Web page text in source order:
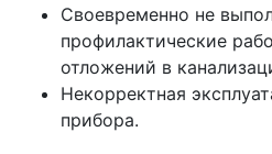
Своевременно не
профилактические
отложений в
Некорректная
прибора.